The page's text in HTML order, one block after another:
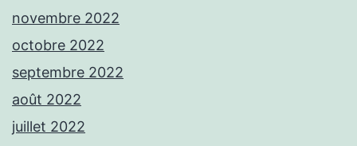
novembre 2022
octobre 2022
septembre 2022
août 2022
juillet 2022